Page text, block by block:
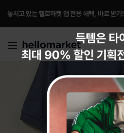
놓치고 있는 헬로마켓 앱 전용 해택, 바로 받기!